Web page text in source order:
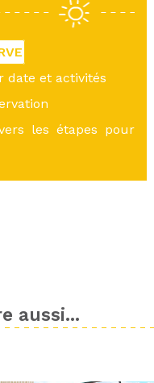
date et activités
les étapes pour
aussi...